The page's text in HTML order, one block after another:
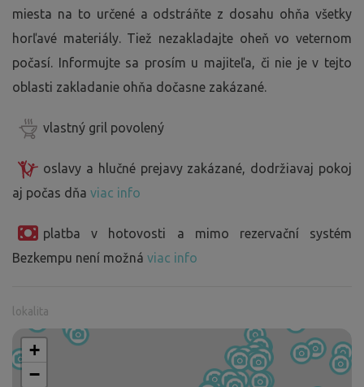
miesta na to určené a odstráňte z dosahu ohňa všetky
horľavé materiály. Tiež nezakladajte oheň vo veternom
počasí. Informujte sa prosím u majiteľa, či nie je v tejto
oblasti zakladanie ohňa dočasne zakázané.
vlastný gril povolený
oslavy a hlučné prejavy zakázané, dodržiavaj pokoj
aj počas dňa viac info
platba v hotovosti a mimo rezervační systém
Bezkempu není možná viac info
lokalita
+
−